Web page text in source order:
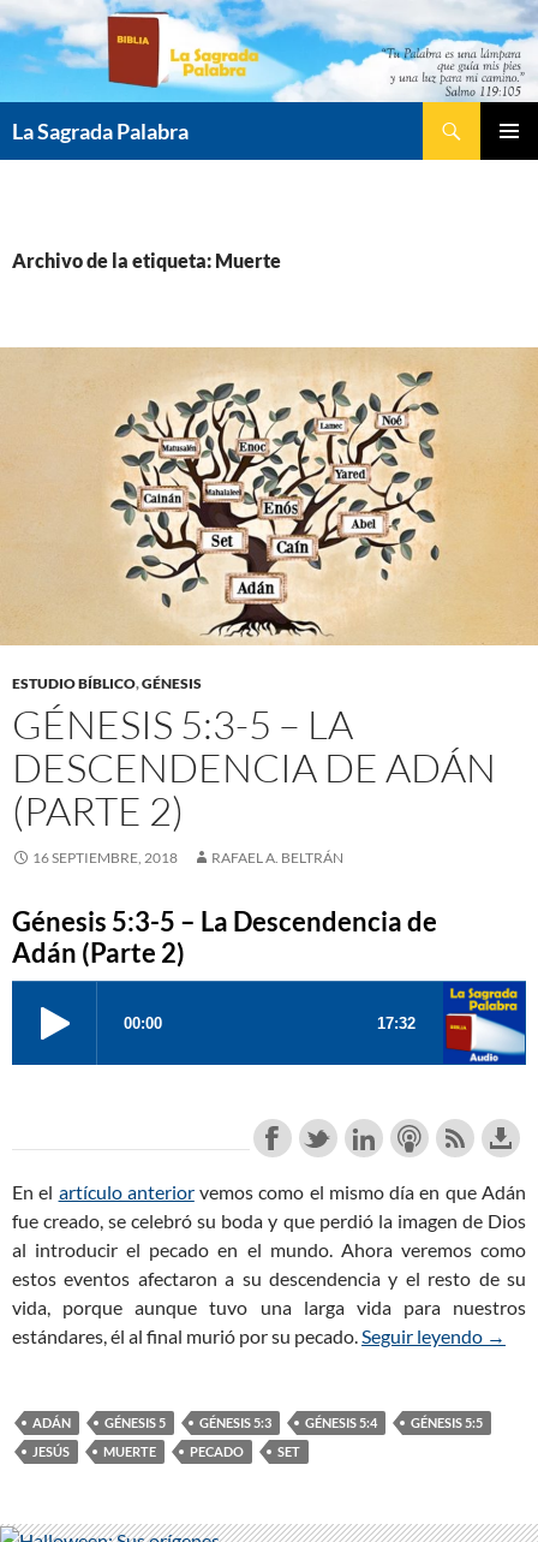
Saltar
contenido
La Sagrada Palabra
Archivo de la etiqueta: Muerte
ESTUDIO BÍBLICO,GÉNESIS
GÉNESIS 5:3-5 – LA
DESCENDENCIA DE ADÁN
(PARTE 2)
16 SEPTIEMBRE, 2018 RAFAEL A. BELTRÁN
Génesis 5:3-5 – La Descendencia de
Adán (Parte 2)
En el artículo anteriorvemos como el mismo día en que Adán
fue creado, se celebró su boda y que perdió la imagen de Dios
al introducir el pecado en el mundo. Ahora veremos como
estos eventos afectaron a su descendencia y el resto de su
vida, porque aunque tuvo una larga vida para nuestros
estándares, él al final murió por su pecado.Seguir leyendo →
ADÁN GÉNESIS 5 GÉNESIS 5:3 GÉNESIS 5:4
GÉNESIS 5:5
JESÚS
MUERTE PECADO SET